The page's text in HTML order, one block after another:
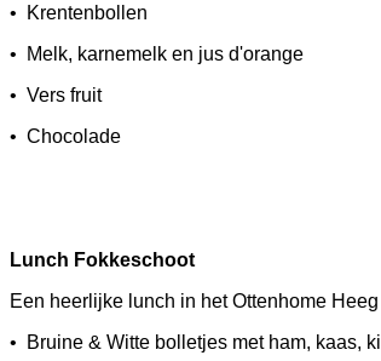
• Krentenbollen
• Melk, karnemelk en jus d'orange
• Vers fruit
• Chocolade
Lunch
Een heerlijke lunch in het Ottenhome
• Bruine & Witte bolletjes met ham, kaas,